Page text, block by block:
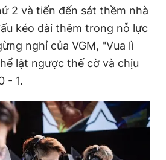
điện thoại
2 và tiến đến sát thềm nhà
kéo dài thêm trong nỗ lực
nghỉ của VGM, "Vua lì
lật ngược thế cờ và chịu
- 1.